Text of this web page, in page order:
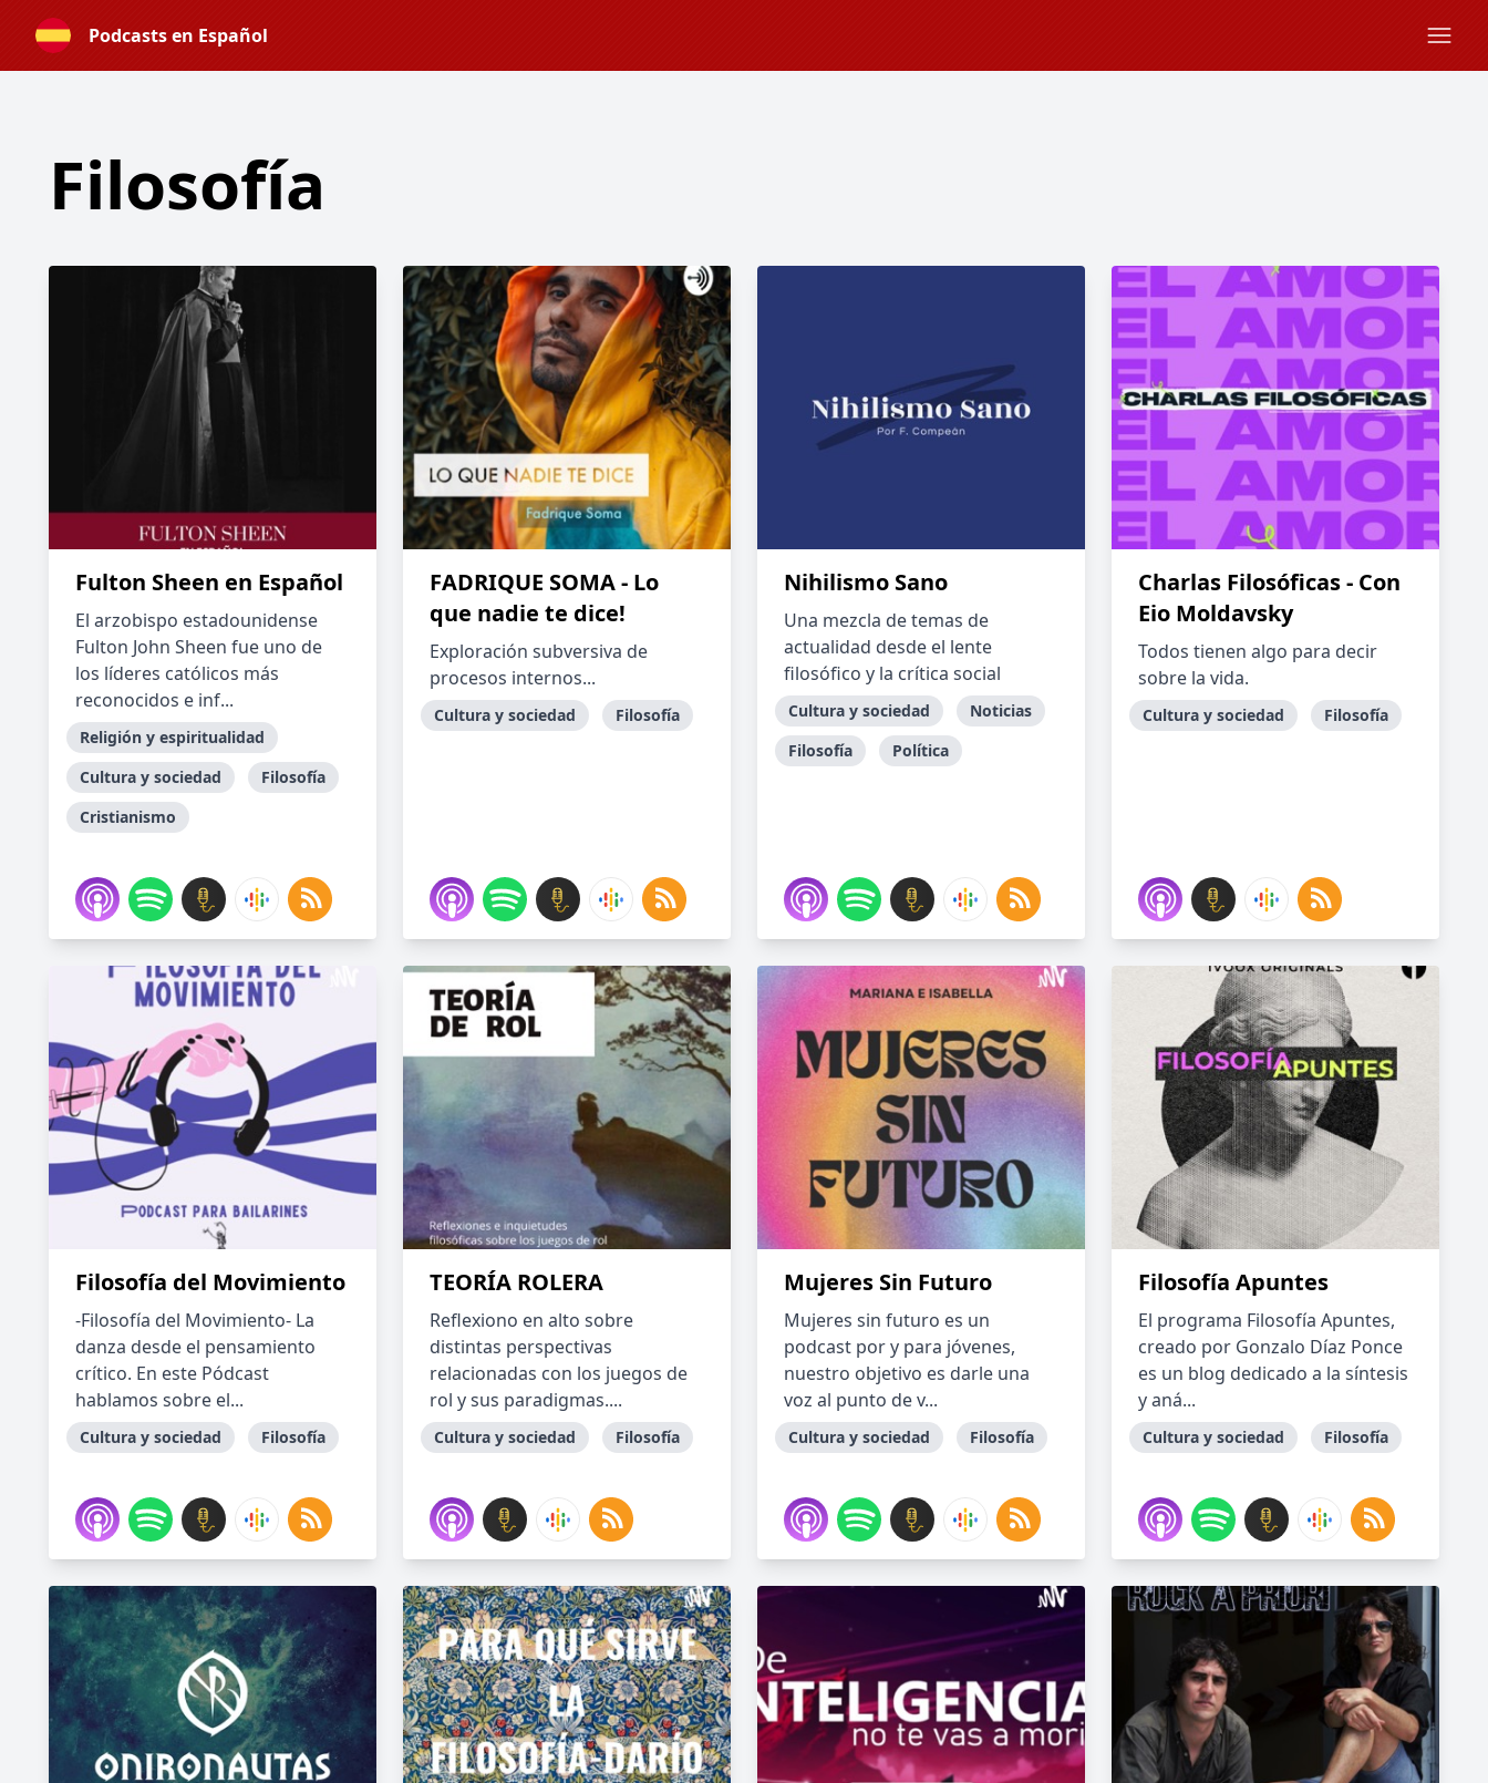
Podcasts en Español
Filosofía
Fulton Sheen en Español
El arzobispo estadounidense
Fulton John Sheen fue uno de
los líderes católicos más
reconocidos e inf...
Religión y espiritualidad
Cultura y sociedad
Filosofía
Cristianismo
FADRIQUE SOMA - Lo
que nadie te dice!
Exploración subversiva de
procesos internos...
Cultura y sociedad Filosofía
Nihilismo Sano
Una mezcla de temas de
actualidad desde el lente
filosófico y la crítica social
Cultura y sociedad
Noticias
Filosofía
Política
Charlas Filosóficas - Con
Eio Moldavsky
Todos tienen algo para decir
sobre la vida.
Cultura y sociedad Filosofía
Filosofía del Movimiento
-Filosofía del Movimiento- La
danza desde el pensamiento
crítico. En este Pódcast
hablamos sobre el...
Cultura y sociedad Filosofía
TEORÍA ROLERA
Reflexiono en alto sobre
distintas perspectivas
relacionadas con los juegos de
rol y sus paradigmas....
Cultura y sociedad Filosofía
Mujeres Sin Futuro
Mujeres sin futuro es un
podcast por y para jóvenes,
nuestro objetivo es darle una
voz al punto de v...
Cultura y sociedad Filosofía
Filosofía Apuntes
El programa Filosofía Apuntes,
creado por Gonzalo Díaz Ponce
es un blog dedicado a la síntesis
y aná...
Cultura y sociedad Filosofía